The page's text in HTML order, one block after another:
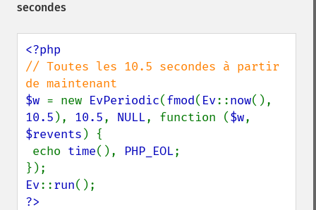
secondes
// Toutes les 10.5 secondes à partir
$w = new EvPeriodic(fmod( Ev::now
10.5 ), 10.5, NULL, function ($w
$revents ) {
echo time(), PHP_EOL;
Ev::run
?>